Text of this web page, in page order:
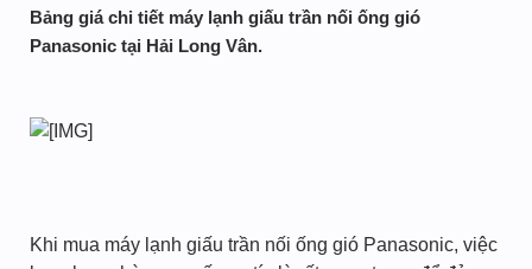
Bảng giá chi tiết máy lạnh giấu trần nối ống gió
Panasonic tại Hải Long Vân.
Khi mua máy lạnh giấu trần nối ống gió Panasonic, việc